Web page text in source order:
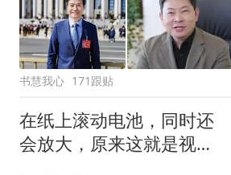
书慧我心 171跟贴
在纸上滚动电池，同时还
会放大，原来这就是视觉